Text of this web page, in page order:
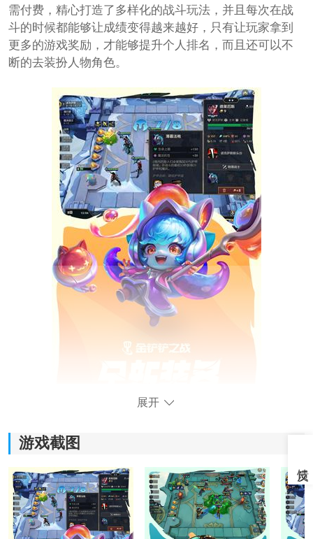
需付费，精心打造了多样化的战斗玩法，并且每次在战
斗的时候都能够让成绩变得越来越好，只有让玩家拿到
更多的游戏奖励，才能够提升个人排名，而且还可以不
断的去装扮人物角色。
《金铲铲之战》游戏优势：
1.拥有着不同的游戏规则，玩家也可以尝试多人竞技
挑
战。
展开
游戏截图